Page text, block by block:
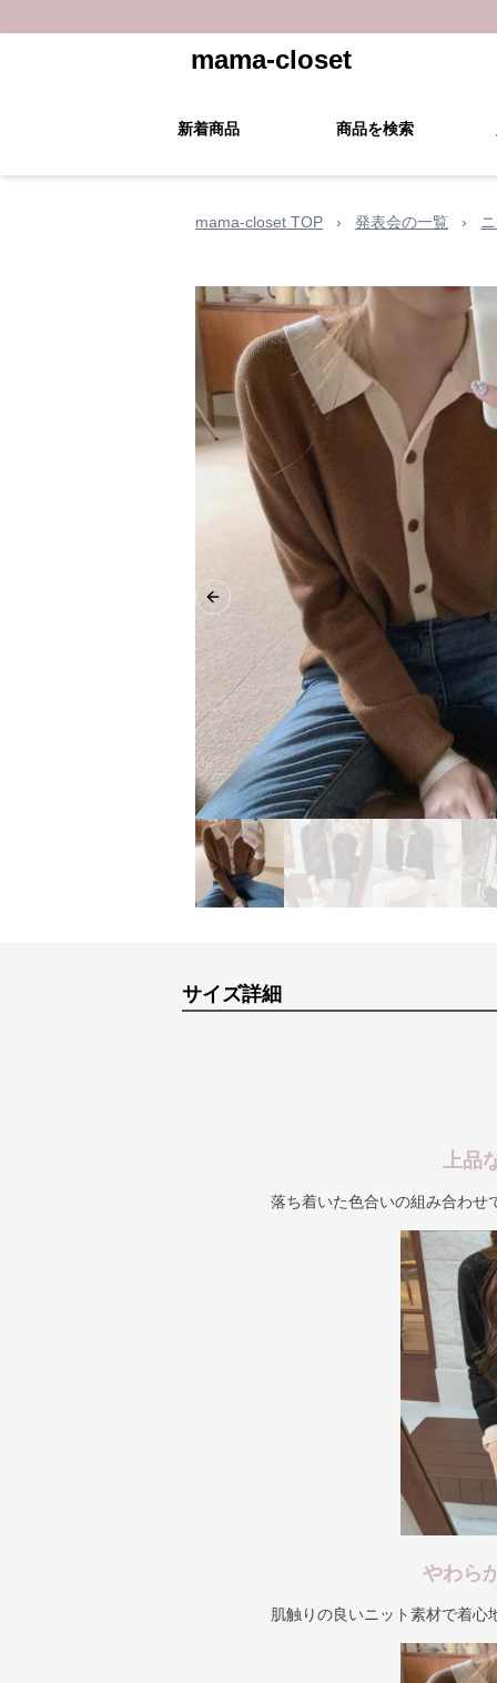
mama-closet
新着商品 商品を検索
mama-closet TOP › 発表会の一覧 ›
Previous slide
サイズ詳細
上品
落ち着いた色合いの組み合わせ
やわら
肌触りの良いニット素材で着